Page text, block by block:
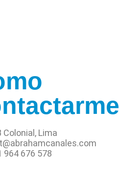
Colonial, Lima
964 676 578